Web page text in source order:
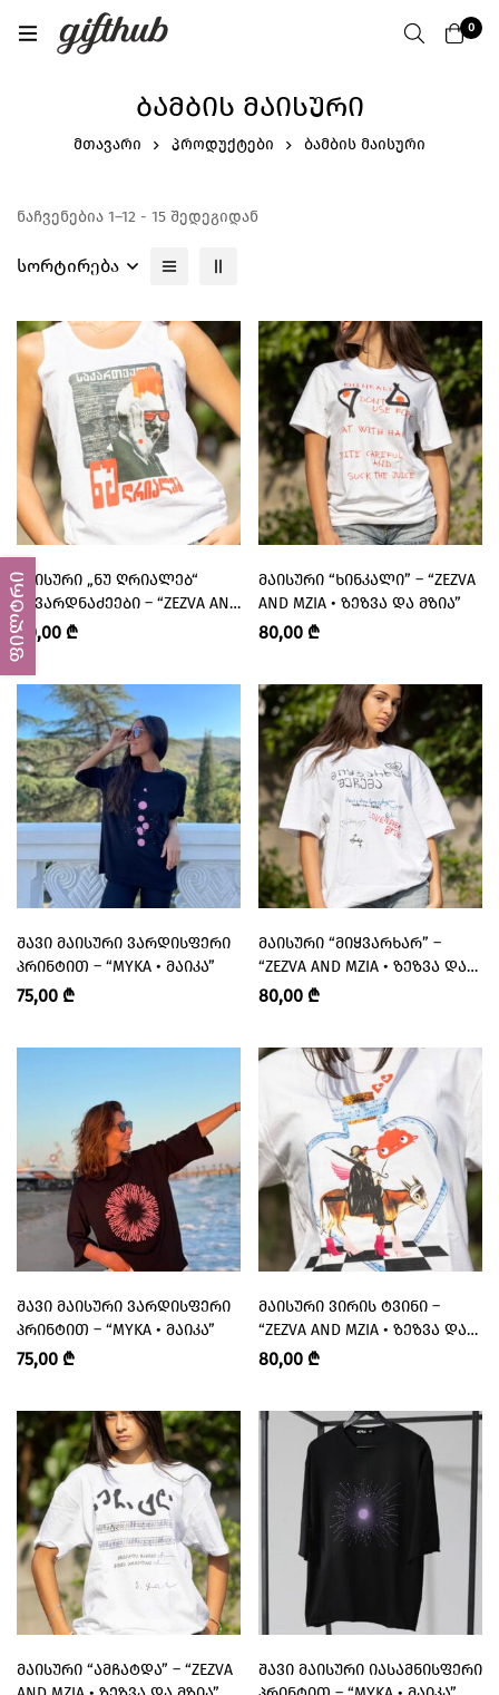
0
ᲑᲐᲛᲑᲘᲡ ᲛᲐᲘᲡᲣᲠᲘ
მთავარი პროდუქტები ბამბის მაისური
ფილტრი
ნაჩვენებია 1–12 - 15 შედეგიდან
სორტირება
ᲛᲐᲘᲡᲣᲠᲘ „ᲜᲣ ᲦᲠᲘᲐᲚᲔᲑ“
ᲨᲔᲕᲐᲠᲓᲜᲐᲫᲔᲔᲑᲘ – “ZEZVA AND
MZIA • ᲖᲔᲖᲕᲐ ᲓᲐ ᲛᲖᲘᲐ”
80,00 ₾
ᲛᲐᲘᲡᲣᲠᲘ “ᲮᲘᲜᲙᲐᲚᲘ” – “ZEZVA
AND MZIA • ᲖᲔᲖᲕᲐ ᲓᲐ ᲛᲖᲘᲐ”
80,00 ₾
ᲨᲐᲕᲘ ᲛᲐᲘᲡᲣᲠᲘ ᲕᲐᲠᲓᲘᲡᲤᲔᲠᲘ
ᲞᲠᲘᲜᲢᲘᲗ – “MYKA • ᲛᲐᲘᲙᲐ”
75,00 ₾
ᲛᲐᲘᲡᲣᲠᲘ “ᲛᲘᲧᲕᲐᲠᲮᲐᲠ” –
“ZEZVA AND MZIA • ᲖᲔᲖᲕᲐ ᲓᲐ
ᲛᲖᲘᲐ”
80,00 ₾
ᲨᲐᲕᲘ ᲛᲐᲘᲡᲣᲠᲘ ᲕᲐᲠᲓᲘᲡᲤᲔᲠᲘ
ᲞᲠᲘᲜᲢᲘᲗ – “MYKA • ᲛᲐᲘᲙᲐ”
75,00 ₾
ᲛᲐᲘᲡᲣᲠᲘ ᲕᲘᲠᲘᲡ ᲢᲕᲘᲜᲘ –
“ZEZVA AND MZIA • ᲖᲔᲖᲕᲐ ᲓᲐ
ᲛᲖᲘᲐ”
80,00 ₾
ᲛᲐᲘᲡᲣᲠᲘ “ᲐᲛᲩᲐᲢᲓᲐ” – “ZEZVA
ᲨᲐᲕᲘ ᲛᲐᲘᲡᲣᲠᲘ ᲘᲐᲡᲐᲛᲜᲘᲡᲤᲔᲠᲘ